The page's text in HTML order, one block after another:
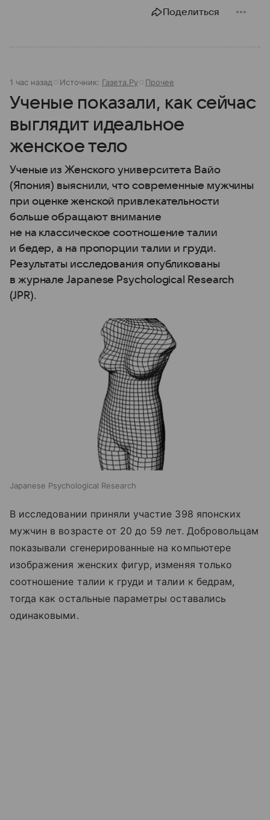
Поделиться
1 час назад Источник: Газета.Ру Прочее
Ученые показали, как сейчас
выглядит идеальное
женское тело
Ученые из Женского университета Вайо
(Япония) выяснили, что современные мужчины
при оценке женской привлекательности
больше обращают внимание
не на классическое соотношение талии
и бедер, а на пропорции талии и груди.
Результаты исследования опубликованы
в журнале Japanese Psychological Research
(JPR).
Japanese Psychological Research
В исследовании приняли участие 398 японских
мужчин в возрасте от 20 до 59 лет. Добровольцам
показывали сгенерированные на компьютере
изображения женских фигур, изменяя только
соотношение талии к груди и талии к бедрам,
тогда как остальные параметры оставались
одинаковыми.